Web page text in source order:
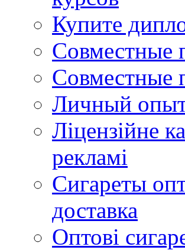
Купите
Совместные
Совместные
Личный
Ліцензійне
рекламі
Сигареты
доставка
Оптові